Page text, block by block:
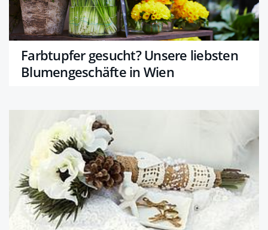
Farbtupfer gesucht? Unsere liebsten
Blumengeschäfte in Wien